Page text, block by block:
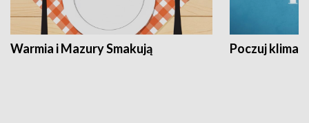
Warmia i Mazury Smakują Poczuj klimat